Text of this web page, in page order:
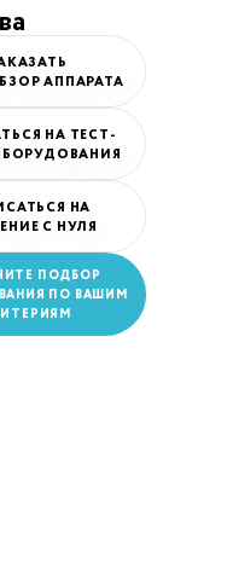
АППАРАТА
НА ТЕСТ-
НА
С НУЛЯ
ПОДБОР
ПО ВАШИМ